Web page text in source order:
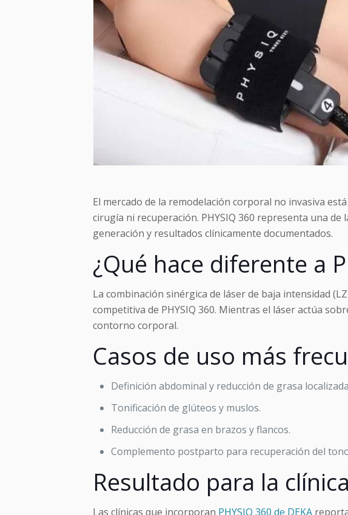
El mercado de la remodelación corporal no invasiva
cirugía ni recuperación. PHYSIQ 360 representa una
generación y resultados clínicamente documentados.
¿Qué hace diferente a
La combinación sinérgica de láser de baja intensidad
competitiva de PHYSIQ 360. Mientras el láser actúa
contorno corporal.
Casos de uso más
Definición abdominal y reducción de grasa
Tonificación de glúteos y muslos.
Reducción de grasa en brazos y flancos.
Complemento postparto para recuperación del
Resultado para la clínica
Las clínicas que incorporan PHYSIQ 360 de DEKA